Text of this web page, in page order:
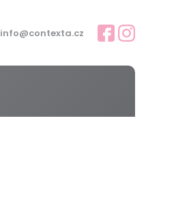
info@contexta.cz